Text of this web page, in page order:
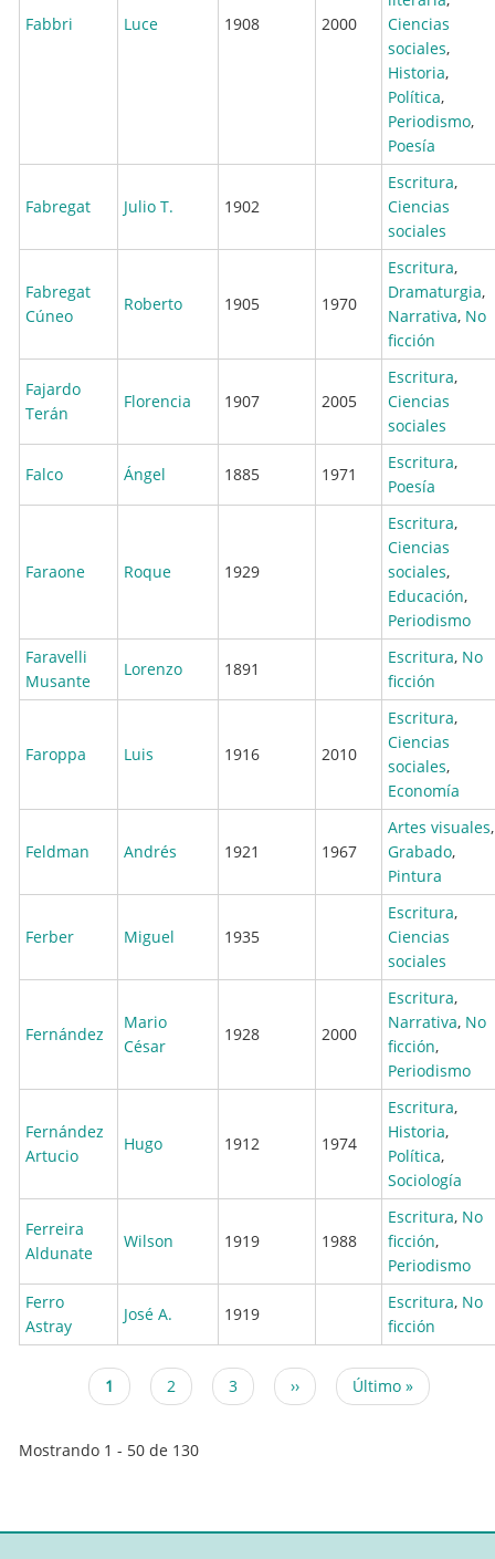
Fabbri Luce 1908 2000
Ciencias
sociales,
Historia,
Política,
Periodismo,
Poesía
Fabregat Julio T. 1902
Escritura,
Ciencias
sociales
Fabregat
Cúneo
Roberto 1905 1970
Escritura,
Dramaturgia,
Narrativa, No
ficción
Fajardo
Terán
Florencia 1907 2005
Escritura,
Ciencias
sociales
Falco Ángel 1885 1971
Escritura,
Poesía
Faraone Roque 1929
Escritura,
Ciencias
sociales,
Educación,
Periodismo
Faravelli
Musante
Lorenzo 1891
Escritura, No
ficción
Faroppa Luis 1916 2010
Escritura,
Ciencias
sociales,
Economía
Feldman Andrés 1921 1967
Artes visuales,
Grabado,
Pintura
Ferber Miguel 1935
Escritura,
Ciencias
sociales
Fernández
Mario
César
1928 2000
Escritura,
Narrativa, No
ficción,
Periodismo
Fernández
Artucio
Hugo 1912 1974
Escritura,
Historia,
Política,
Sociología
Ferreira
Aldunate
Wilson 1919 1988
Escritura, No
ficción,
Periodismo
Ferro
Astray
José A. 1919
Escritura, No
ficción
Paginación
Página
actual
1 Page
2 Page
3
Siguiente
página
››
Última
página
Último »
Mostrando 1 - 50 de 130